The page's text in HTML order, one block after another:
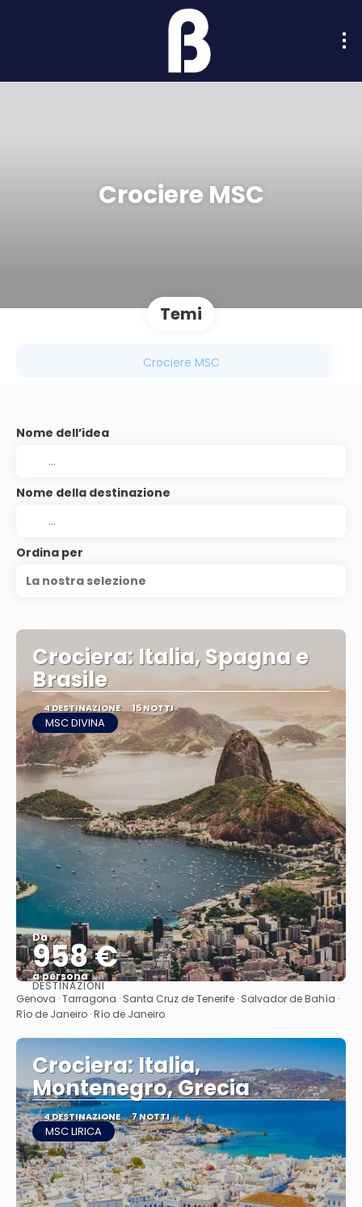
Crociere MSC
Temi
Crociere MSC
Nome dell’idea
Nome della destinazione
Ordina per
La nostra selezione
Crociera: Italia, Spagna e
Brasile
4 DESTINAZIONE 15 NOTTI
MSC DIVINA
Da
958 €
a persona
Vedere
DESTINAZIONI
Genova · Tarragona · Santa Cruz de Tenerife · Salvador de Bahía ·
Río de Janeiro · Río de Janeiro
Crociera: Italia,
Montenegro, Grecia
4 DESTINAZIONE 7 NOTTI
MSC LIRICA